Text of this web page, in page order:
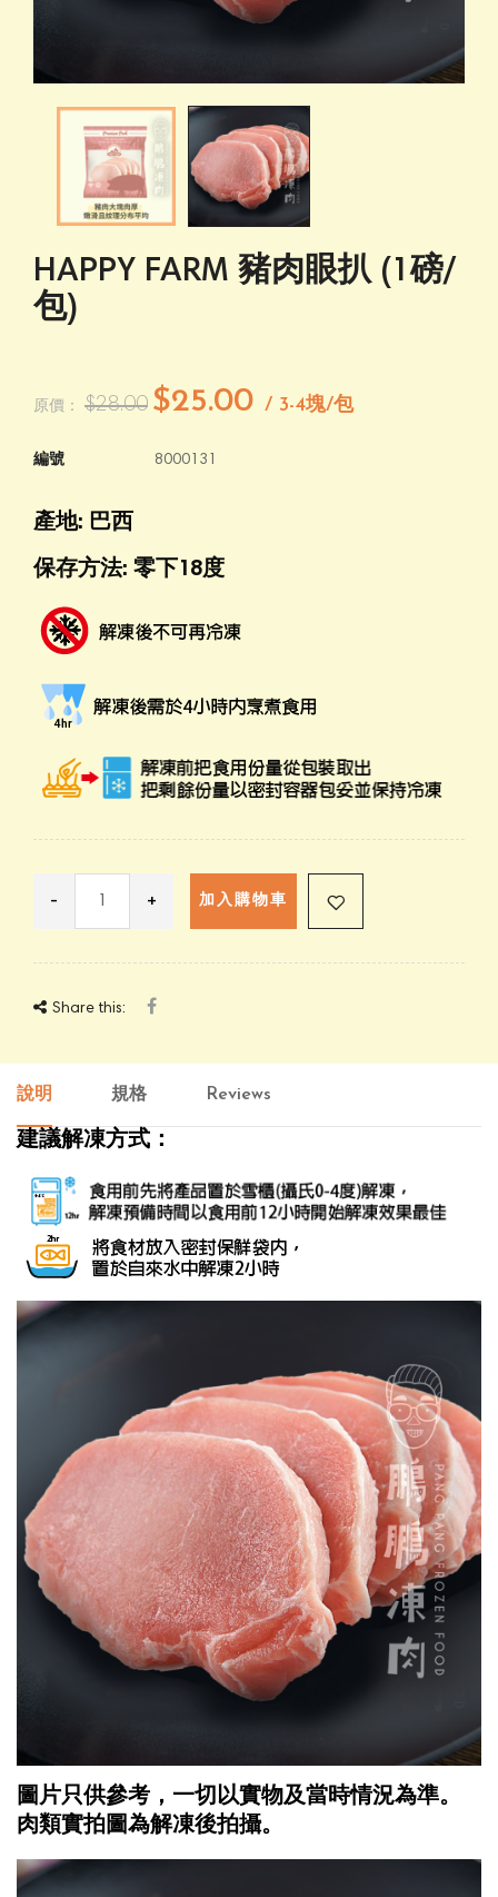
HAPPY FARM 豬肉眼扒 (1磅/
包)
原價： $28.00 $25.00 / 3-4塊/包
編號 8000131
產地: 巴西
保存方法: 零下18度
- + 加入購物車
Share this:
說明 規格 Reviews
建議解凍方式：
圖片只供參考，一切以實物及當時情況為準。
肉類實拍圖為解凍後拍攝。